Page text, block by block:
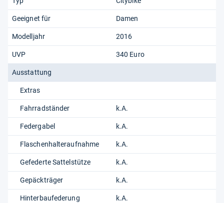
Geeignet für Damen
Modelljahr 2016
UVP 340 Euro
Ausstattung
Extras
Fahrradständer k.A.
Federgabel k.A.
Flaschenhalteraufnahme k.A.
Gefederte Sattelstütze k.A.
Gepäckträger k.A.
Hinterbaufederung k.A.